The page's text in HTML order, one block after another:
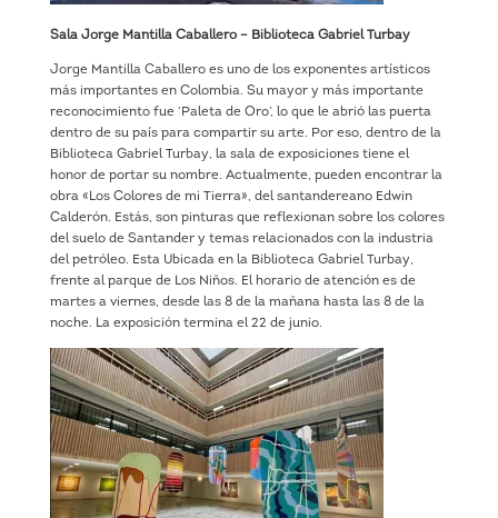
Sala Jorge Mantilla Caballero – Biblioteca Gabriel Turbay
Jorge Mantilla Caballero es uno de los exponentes artísticos
más importantes en Colombia. Su mayor y más importante
reconocimiento fue ‘Paleta de Oro’, lo que le abrió las puerta
dentro de su país para compartir su arte. Por eso, dentro de la
Biblioteca Gabriel Turbay, la sala de exposiciones tiene el
honor de portar su nombre. Actualmente, pueden encontrar la
obra «Los Colores de mi Tierra», del santandereano Edwin
Calderón. Estás, son pinturas que reflexionan sobre los colores
del suelo de Santander y temas relacionados con la industria
del petróleo. Esta Ubicada en la Biblioteca Gabriel Turbay,
frente al parque de Los Niños. El horario de atención es de
martes a viernes, desde las 8 de la mañana hasta las 8 de la
noche. La exposición termina el 22 de junio.